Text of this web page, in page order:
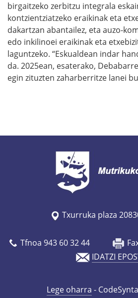
birgaitzeko zerbitzu integrala
kontzientziatzeko eraikinak eta
dakartzan abantailez, eta auzo-
edo inkilinoei eraikinak eta
laguntzeko. “Eskualdean indar
da. 2025ean, esaterako,
egin zituzten zaharberritze lanei
Txurruka plaza
Tfnoa 943 60 32 44
IDATZI
Lege oharra -